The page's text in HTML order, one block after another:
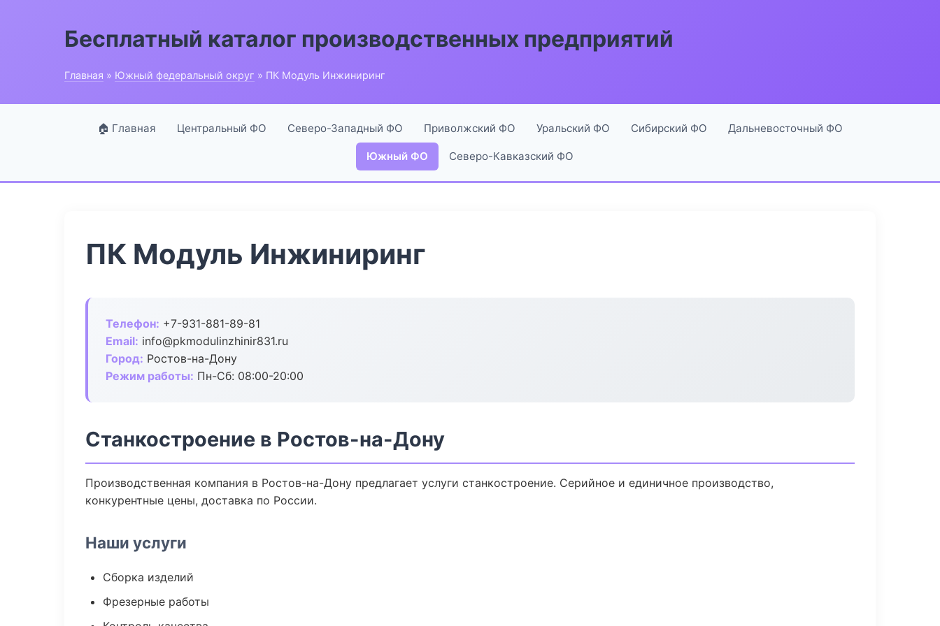
Бесплатный каталог производственных предприятий
Главная » Южный федеральный округ » ПК Модуль Инжиниринг
🏠 Главная Центральный ФО Северо-Западный ФО Приволжский ФО Уральский ФО Сибирский ФО Дальневосточный ФО
Южный ФО Северо-Кавказский ФО
ПК Модуль Инжиниринг
Телефон: +7-931-881-89-81
Email: info@pkmodulinzhinir831.ru
Город: Ростов-на-Дону
Режим работы: Пн-Сб: 08:00-20:00
Станкостроение в Ростов-на-Дону
Производственная компания в Ростов-на-Дону предлагает услуги станкостроение. Серийное и единичное производство,
конкурентные цены, доставка по России.
Наши услуги
Сборка изделий
Фрезерные работы